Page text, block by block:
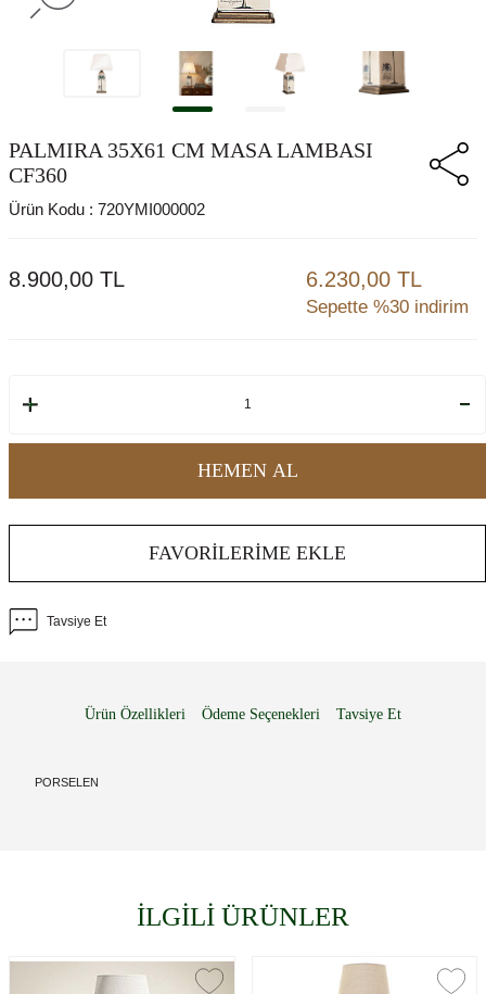
PALMIRA 35X61 CM MASA LAMBASI
CF360
Ürün Kodu : 720YMI000002
8.900,00 TL 6.230,00 TL
Sepette %30 indirim
HEMEN AL
FAVORILERIME EKLE
Tavsiye Et
Ürün Özellikleri Ödeme Seçenekleri Tavsiye Et
PORSELEN
İLGİLİ ÜRÜNLER